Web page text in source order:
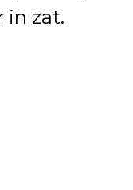
in zat.